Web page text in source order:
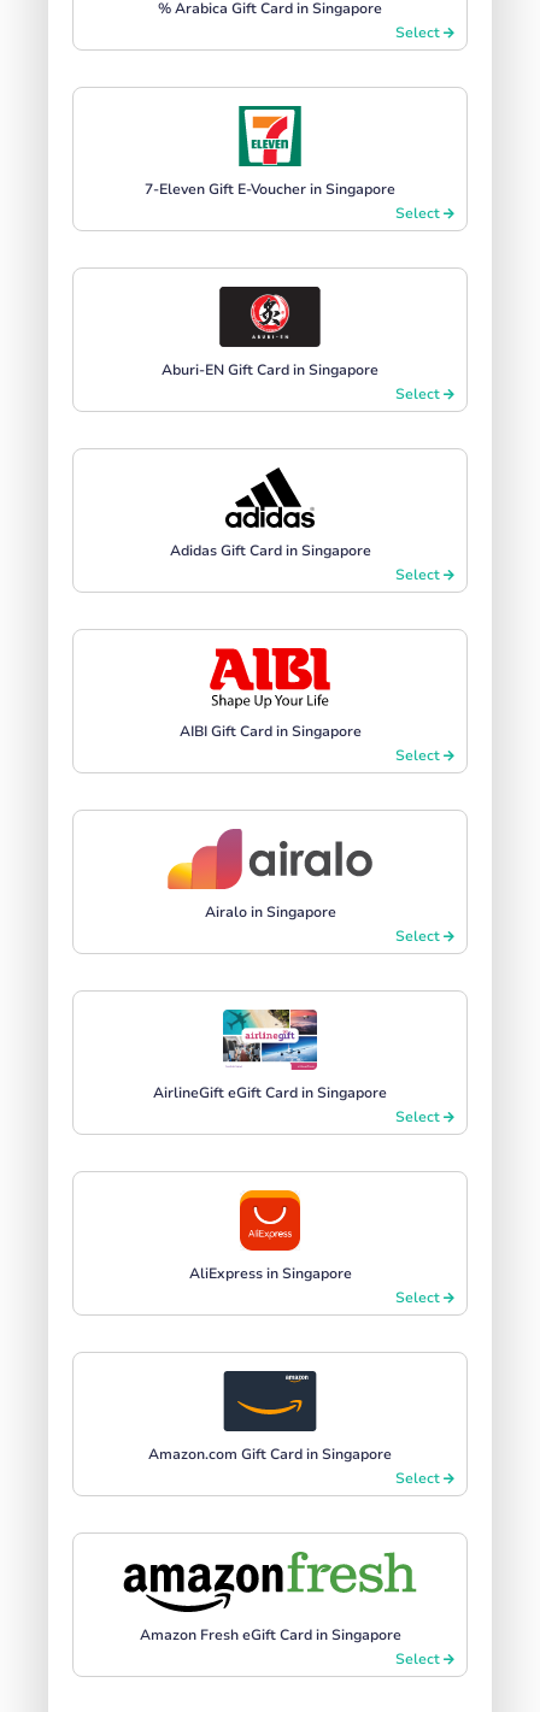
% Arabica Gift Card in Singapore
Select
7-Eleven Gift E-Voucher in Singapore
Select
Aburi-EN Gift Card in Singapore
Select
Adidas Gift Card in Singapore
Select
AIBI Gift Card in Singapore
Select
Airalo in Singapore
Select
AirlineGift eGift Card in Singapore
Select
AliExpress in Singapore
Select
Amazon.com Gift Card in Singapore
Select
Amazon Fresh eGift Card in Singapore
Select